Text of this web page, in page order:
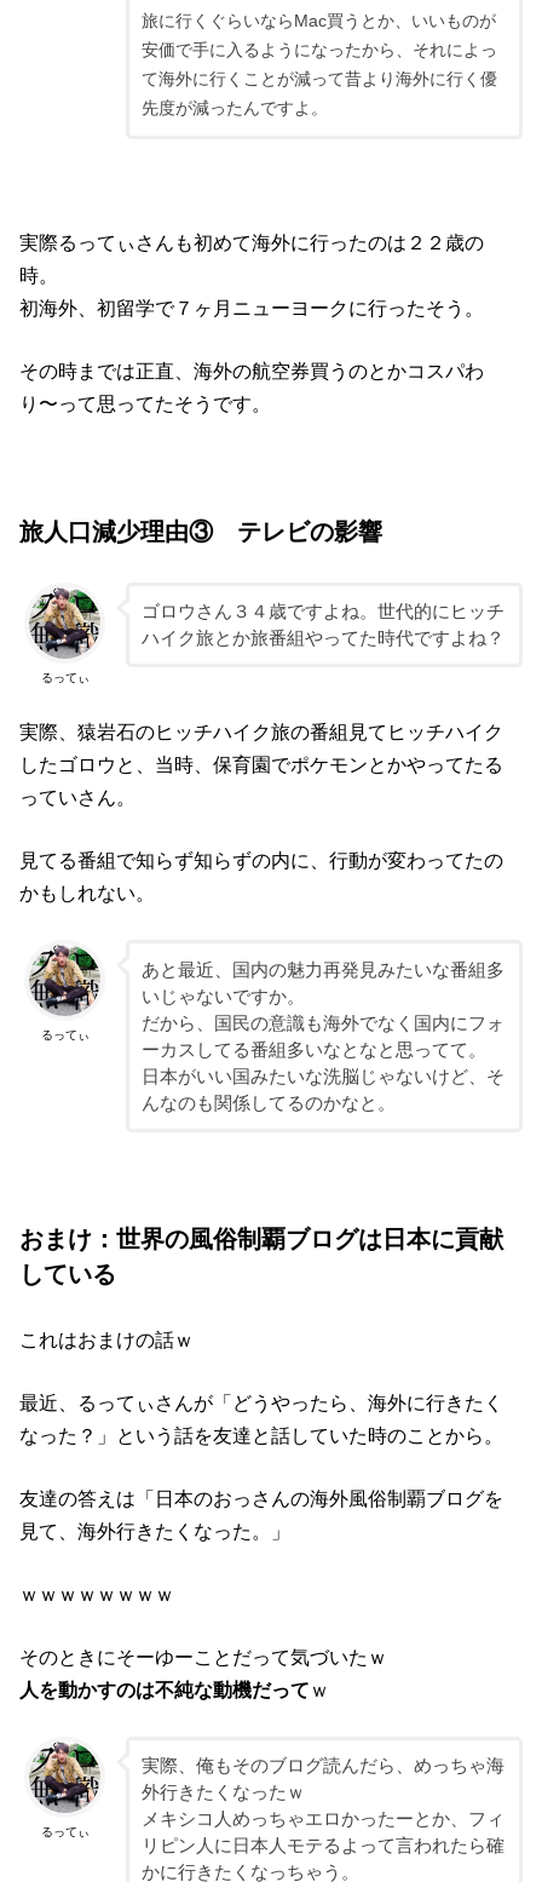
旅に行くぐらいならMac買うとか、いいものが
安価で手に入るようになったから、それによっ
て海外に行くことが減って昔より海外に行く優
先度が減ったんですよ。
実際るってぃさんも初めて海外に行ったのは２２歳の
時。
初海外、初留学で７ヶ月ニューヨークに行ったそう。
その時までは正直、海外の航空券買うのとかコスパわ
り〜って思ってたそうです。
旅人口減少理由③ テレビの影響
るってぃ
ゴロウさん３４歳ですよね。世代的にヒッチ
ハイク旅とか旅番組やってた時代ですよね？
実際、猿岩石のヒッチハイク旅の番組見てヒッチハイク
したゴロウと、当時、保育園でポケモンとかやってたる
っていさん。
見てる番組で知らず知らずの内に、行動が変わってたの
かもしれない。
るってぃ
あと最近、国内の魅力再発見みたいな番組多
いじゃないですか。
だから、国民の意識も海外でなく国内にフォ
ーカスしてる番組多いなとなと思ってて。
日本がいい国みたいな洗脳じゃないけど、そ
んなのも関係してるのかなと。
おまけ：世界の風俗制覇ブログは日本に貢献
している
これはおまけの話ｗ
最近、るってぃさんが「どうやったら、海外に行きたく
なった？」という話を友達と話していた時のことから。
友達の答えは「日本のおっさんの海外風俗制覇ブログを
見て、海外行きたくなった。」
ｗｗｗｗｗｗｗｗ
そのときにそーゆーことだって気づいたｗ
人を動かすのは不純な動機だって ｗ
るってぃ
実際、俺もそのブログ読んだら、めっちゃ海
外行きたくなったｗ
メキシコ人めっちゃエロかったーとか、フィ
リピン人に日本人モテるよって言われたら確
かに行きたくなっちゃう。